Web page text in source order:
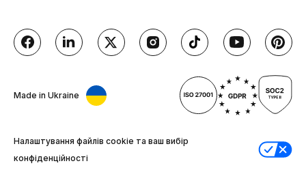
Made in Ukraine
Налаштування файлів cookie та ваш вибір
конфіденційності